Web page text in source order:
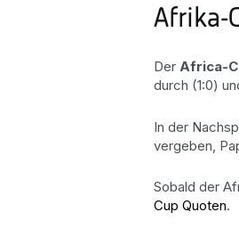
Afrika-
Der Africa-
durch (1:0)
In der
vergeben,
Sobald der
Cup Quoten.